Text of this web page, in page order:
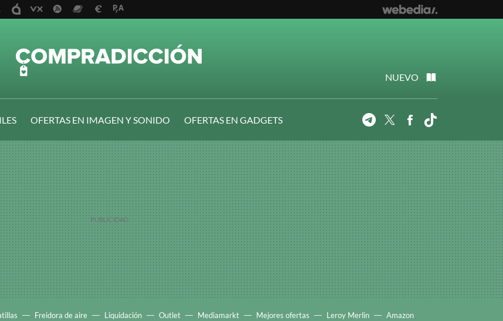
NUEVO
OFERTAS EN IMAGEN Y SONIDO
OFERTAS EN GADGETS
TelegramTwitterFacebook
Freidora de aire Liquidación Outlet Mediamarkt Mejores ofertas Leroy Merlin Amazon